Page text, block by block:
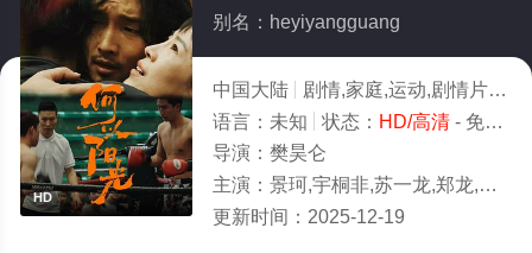
HD
别名：heyiyangguang
中国大陆 剧情,家庭,运动,剧情片
语言： 未知 状态： HD/高清- 免费在线观看
导演： 樊昊仑
主演： 景珂,宇桐非,苏一龙,郑龙,李华,张绮烟,孟靖豪
更新时间： 2025-12-19